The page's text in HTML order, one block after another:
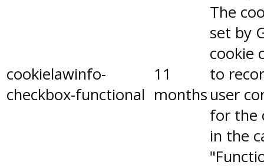
cookielawinfo-
checkbox-functional
11
months
The
set by
cookie
to
user
for the
in the